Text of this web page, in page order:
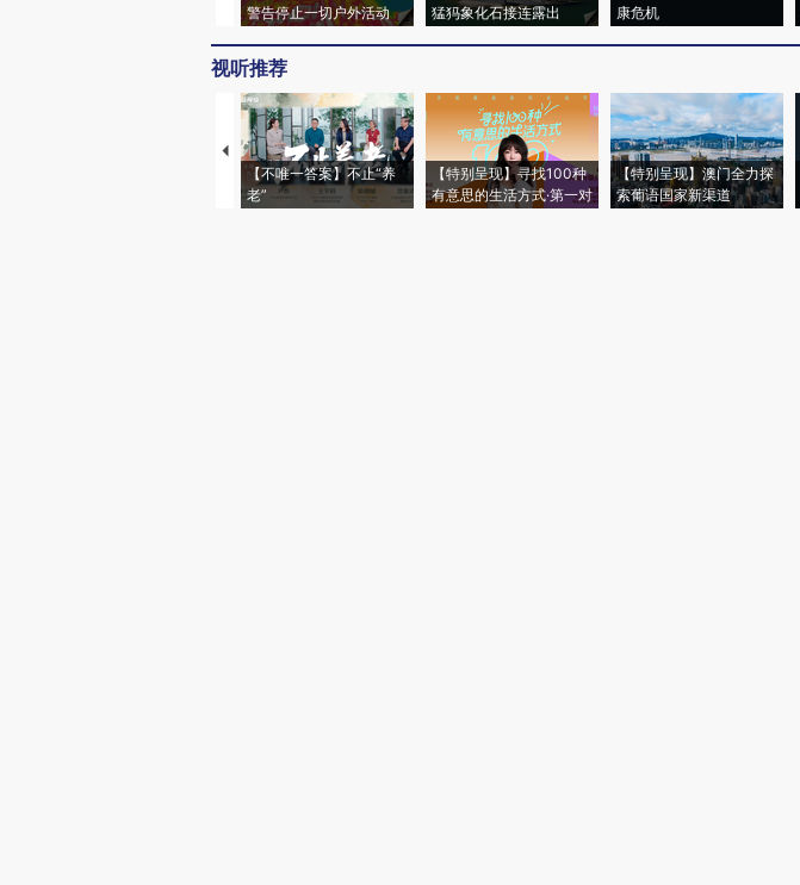
警告停止一切户外活动
猛犸象化石接连露出
康危机
视听推荐
【不唯一答案】不止“养
老”
【特别呈现】寻找100种
有意思的生活方式·第一对
【特别呈现】澳门全力探
索葡语国家新渠道